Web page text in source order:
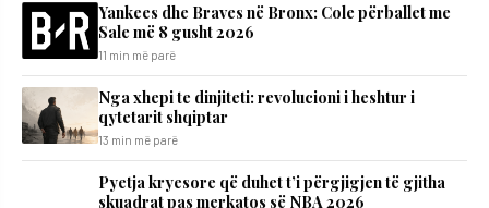
Yankees dhe Braves në Bronx: Cole përballet me
Sale më 8 gusht 2026
11 min më parë
Nga xhepi te dinjiteti: revolucioni i heshtur i
qytetarit shqiptar
13 min më parë
Pyetja kryesore që duhet t’i përgjigjen të gjitha
skuadrat pas merkatos së NBA 2026